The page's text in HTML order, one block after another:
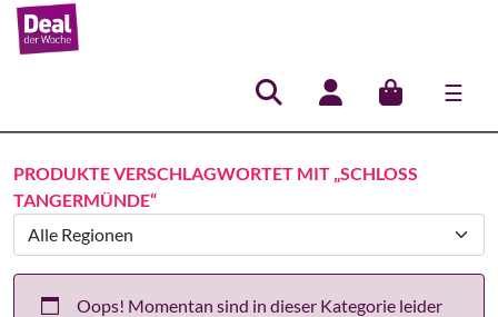
☰
Hauptnavigation
PRODUKTE VERSCHLAGWORTET MIT „SCHLOSS
TANGERMÜNDE“
Oops! Momentan sind in dieser Kategorie leider